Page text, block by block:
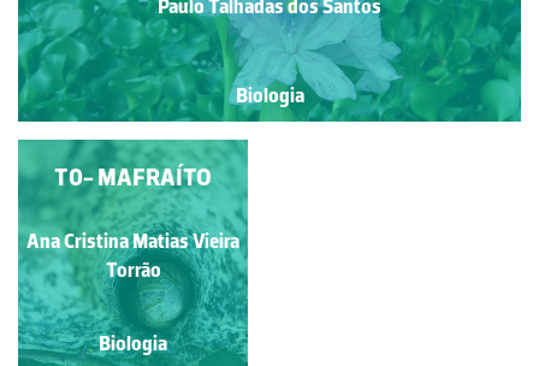
Paulo Talhadas dos Santos
Biologia
T0- MAFRAÍTO
Ana Cristina Matias Vieira
Torrão
Biologia